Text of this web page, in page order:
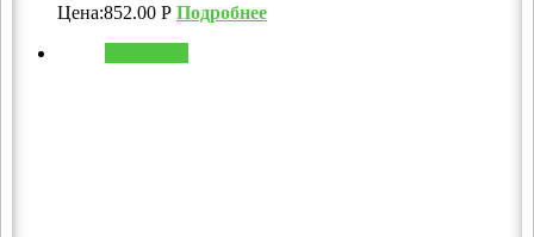
Цена:852.00 Р Подробнее